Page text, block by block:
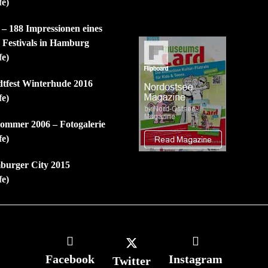
188 Impressionen eines
Festivals in Hamburg
Winterhude 2016
2006 – Fotogalerie
City 2015
Facebook Twitter Instagram